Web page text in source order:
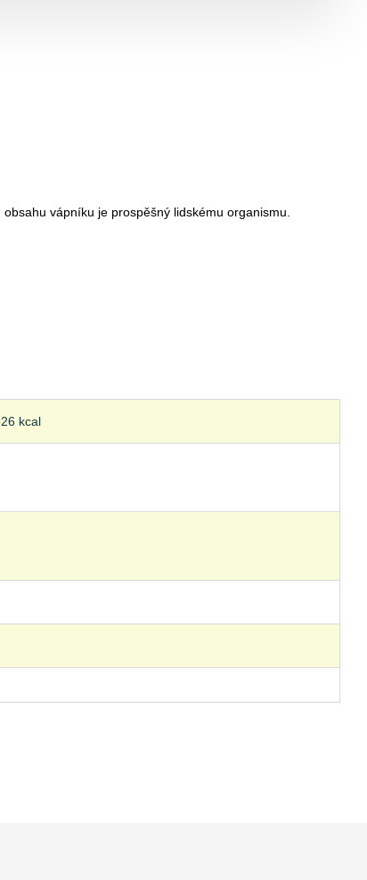
vápníku je prospěšný lidskému organismu.
kcal